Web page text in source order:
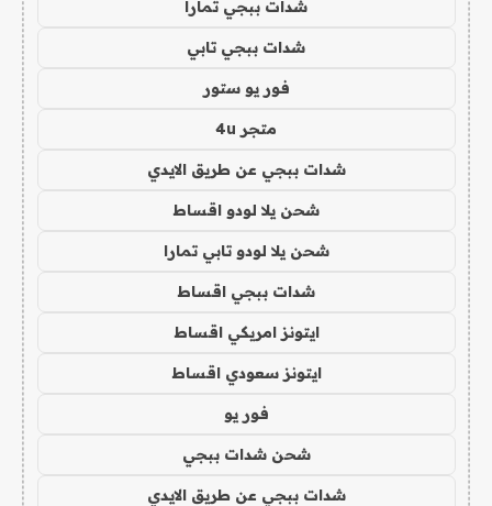
شدات ببجي تمارا
شدات ببجي تابي
فور يو ستور
متجر 4u
شدات ببجي عن طريق الايدي
شحن يلا لودو اقساط
شحن يلا لودو تابي تمارا
شدات ببجي اقساط
ايتونز امريكي اقساط
ايتونز سعودي اقساط
فور يو
شحن شدات ببجي
شدات ببجي عن طريق الايدي